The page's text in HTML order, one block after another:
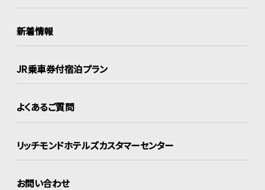
新着情報
JR乗車券付宿泊プラン
よくあるご質問
リッチモンドホテルズカスタマーセンター
お問い合わせ